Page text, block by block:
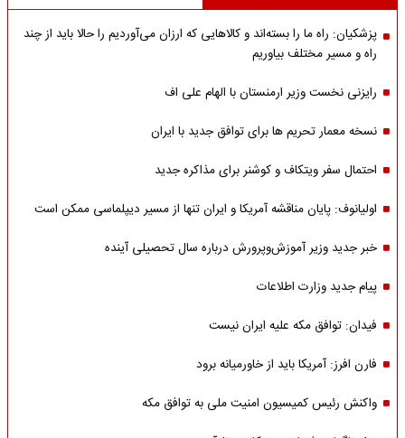
پزشکیان: راه ما را بسته‌اند و کالاهایی که ارزان می‌آوردیم را حالا باید از چند
راه و مسیر مختلف بیاوریم
رایزنی نخست وزیر ارمنستان با الهام علی اف
نسخه معمار تحریم ها برای توافق جدید با ایران
احتمال سفر ویتکاف و کوشنر برای مذاکره جدید
اولیانوف: پایان مناقشه آمریکا و ایران تنها از مسیر دیپلماسی ممکن است
خبر جدید وزیر آموزش‌وپرورش درباره سال تحصیلی آینده
پیام جدید وزارت اطلاعات
فیدان: توافق مکه علیه ایران نیست
فارن افرز: آمریکا باید از خاورمیانه برود
واکنش رئیس کمیسیون امنیت ملی به توافق مکه